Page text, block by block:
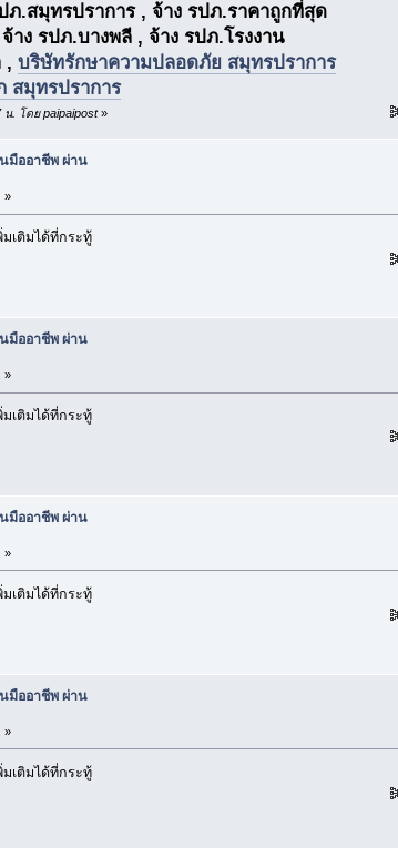
ภ.สมุทรปราการ , จ้าง รปภ.ราคาถูกที่สุด
ง รปภ.บางพลี , จ้าง รปภ.โรงงาน
, บริษัทรักษาความปลอดภัย สมุทรปราการ
สมุทรปราการ
. โดย paipaipost»
มืออาชีพ ผ่าน
»
เติมได้ที่กระทู้
มืออาชีพ ผ่าน
»
เติมได้ที่กระทู้
มืออาชีพ ผ่าน
»
เติมได้ที่กระทู้
มืออาชีพ ผ่าน
»
เติมได้ที่กระทู้